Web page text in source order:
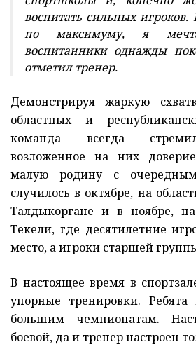
воспитать сильных
по максимуму, я
воспитанники однажды
отметил тренер.
Демонстрируя жаркую
областных и
команда всегда
возложенное на них
малую родину с
случилось в октябре, на
Талдыкоргане и в ноябре,
Текели, где десятилетние
место, а игроки старшей
В настоящее время в
упорные тренировки. Ребята
большим чемпионатам.
боевой, да и тренер настроен